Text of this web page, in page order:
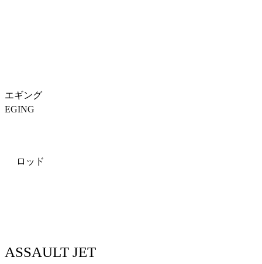
エギング
EGING
ロッド
ASSAULT JET